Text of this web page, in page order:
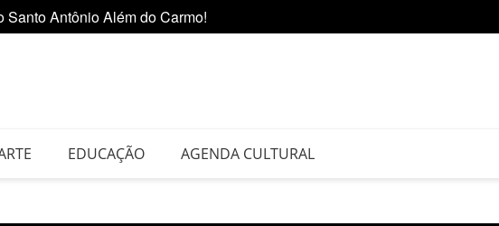
Vinil no Shopping Center Lapa
EDUCAÇÃO AGENDA CULTURAL